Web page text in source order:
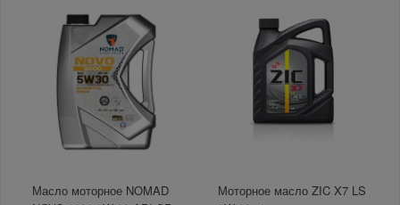
Масло моторное NOMAD
Моторное масло ZIC X7 LS